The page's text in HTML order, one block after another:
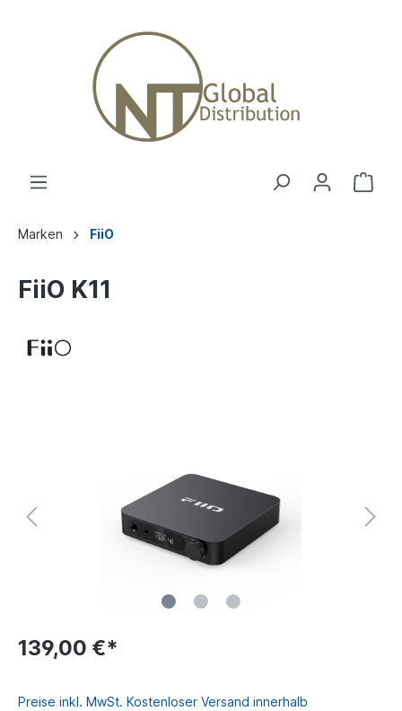
Marken FiiO
FiiO K11
139,00 €*
Preise inkl. MwSt. Kostenloser Versand innerhalb